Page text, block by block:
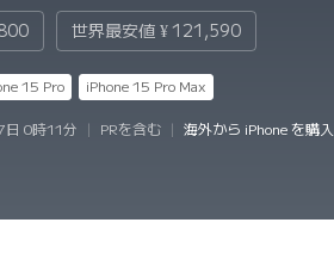
世界最安値 ¥ 121,590
15 Pro iPhone 15 Pro Max
0時11分 PRを含む 海外から iPhone を購入